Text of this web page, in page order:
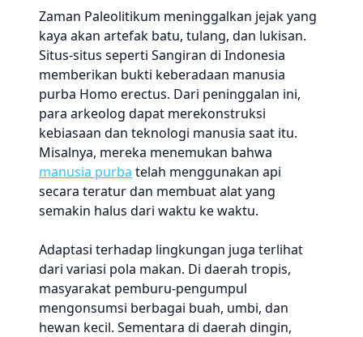
Zaman Paleolitikum meninggalkan jejak yang
kaya akan artefak batu, tulang, dan lukisan.
Situs-situs seperti Sangiran di Indonesia
memberikan bukti keberadaan manusia
purba Homo erectus. Dari peninggalan ini,
para arkeolog dapat merekonstruksi
kebiasaan dan teknologi manusia saat itu.
Misalnya, mereka menemukan bahwa
manusia purba telah menggunakan api
secara teratur dan membuat alat yang
semakin halus dari waktu ke waktu.
Adaptasi terhadap lingkungan juga terlihat
dari variasi pola makan. Di daerah tropis,
masyarakat pemburu-pengumpul
mengonsumsi berbagai buah, umbi, dan
hewan kecil. Sementara di daerah dingin,